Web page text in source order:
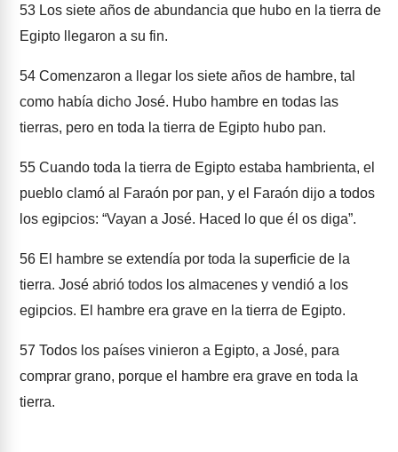
53 Los siete años de abundancia que hubo en la tierra de
Egipto llegaron a su fin.
54 Comenzaron a llegar los siete años de hambre, tal
como había dicho José. Hubo hambre en todas las
tierras, pero en toda la tierra de Egipto hubo pan.
55 Cuando toda la tierra de Egipto estaba hambrienta, el
pueblo clamó al Faraón por pan, y el Faraón dijo a todos
los egipcios: “Vayan a José. Haced lo que él os diga”.
56 El hambre se extendía por toda la superficie de la
tierra. José abrió todos los almacenes y vendió a los
egipcios. El hambre era grave en la tierra de Egipto.
57 Todos los países vinieron a Egipto, a José, para
comprar grano, porque el hambre era grave en toda la
tierra.